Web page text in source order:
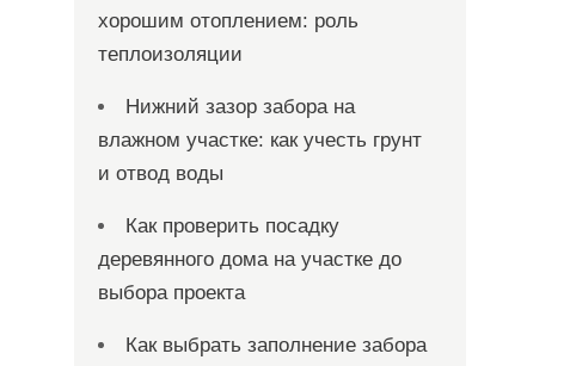
хорошим отоплением: роль
теплоизоляции
Нижний зазор забора на
влажном участке: как учесть грунт
и отвод воды
Как проверить посадку
деревянного дома на участке до
выбора проекта
Как выбрать заполнение забора